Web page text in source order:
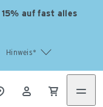
auf fast alles
Hinweis*